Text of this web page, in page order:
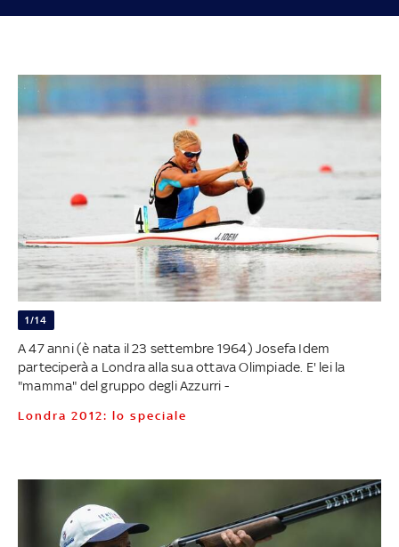
1/14
A 47 anni (è nata il 23 settembre 1964) Josefa Idem
parteciperà a Londra alla sua ottava Olimpiade. E' lei la
"mamma" del gruppo degli Azzurri -
Londra 2012: lo speciale